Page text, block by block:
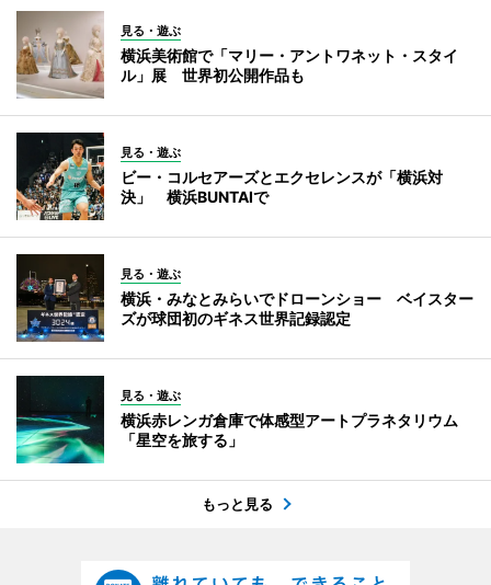
見る・遊ぶ
横浜美術館で「マリー・アントワネット・スタイ
ル」展 世界初公開作品も
見る・遊ぶ
ビー・コルセアーズとエクセレンスが「横浜対
決」 横浜BUNTAIで
見る・遊ぶ
横浜・みなとみらいでドローンショー ベイスター
ズが球団初のギネス世界記録認定
見る・遊ぶ
横浜赤レンガ倉庫で体感型アートプラネタリウム
「星空を旅する」
もっと見る